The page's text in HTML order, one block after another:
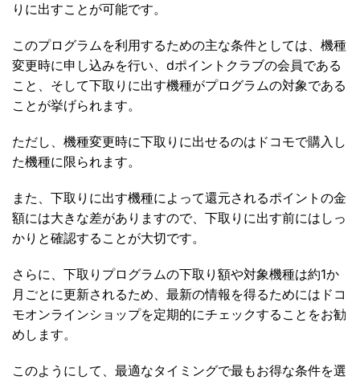
りに出すことが可能です。
このプログラムを利用するための主な条件としては、機種
変更時に申し込みを行い、dポイントクラブの会員である
こと、そして下取りに出す機種がプログラムの対象である
ことが挙げられます。
ただし、機種変更時に下取りに出せるのはドコモで購入し
た機種に限られます。
また、下取りに出す機種によって還元されるポイントの金
額には大きな差がありますので、下取りに出す前にはしっ
かりと確認することが大切です。
さらに、下取りプログラムの下取り額や対象機種は約1か
月ごとに更新されるため、最新の情報を得るためにはドコ
モオンラインショップを定期的にチェックすることをお勧
めします。
このようにして、最適なタイミングで最もお得な条件を選